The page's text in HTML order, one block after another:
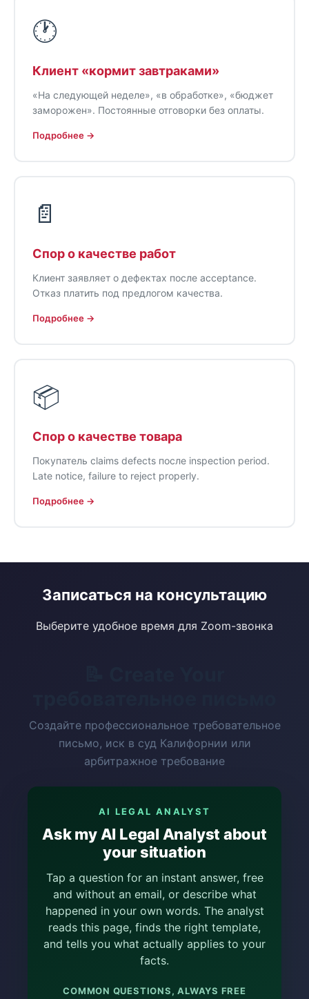
🕐
Клиент «кормит завтраками»
«На следующей неделе», «в обработке», «бюджет
заморожен». Постоянные отговорки без оплаты.
Подробнее →
📄
Спор о качестве работ
Клиент заявляет о дефектах после acceptance.
Отказ платить под предлогом качества.
Подробнее →
📦
Спор о качестве товара
Покупатель claims defects после inspection period.
Late notice, failure to reject properly.
Подробнее →
Записаться на консультацию
Выберите удобное время для Zoom-звонка
Создайте профессиональное требовательное
письмо, иск в суд Калифорнии или
арбитражное требование
AI LEGAL ANALYST
Ask my AI Legal Analyst about
your situation
Tap a question for an instant answer, free
and without an email, or describe what
happened in your own words. The analyst
reads this page, finds the right template,
and tells you what actually applies to your
facts.
COMMON QUESTIONS, ALWAYS FREE